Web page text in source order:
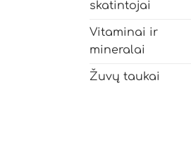
skatintojai
Vitaminai ir
mineralai
Žuvų taukai